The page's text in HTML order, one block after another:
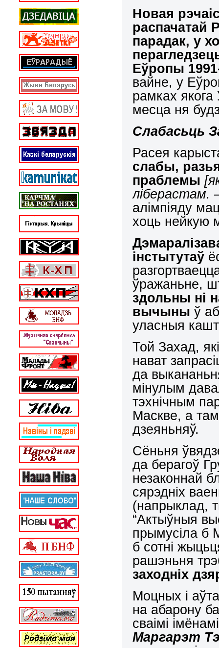
Новая
распачатай
парадак, у
Еўропы
вайне, у
рамках якога
месца ня
Слабасьць
Расея
слабы,
праблемы
ліберастам.
алімпіяду
хоць нейкую
інстытутаў
ўражаньне,
здольны ні
вычыны ў
уласныя
Той Захад,
нават
да
мінулым
тэхнічным
Маскве, а
дзеяньняў.
Сёньня
да берагоў
незаконнай
сярэдніх
(напрыклад,
“Актыўныя
прымусіла б
б сотні
рашэньня
заходніх
Моцных і
на абарону
сваімі
Маргарэт